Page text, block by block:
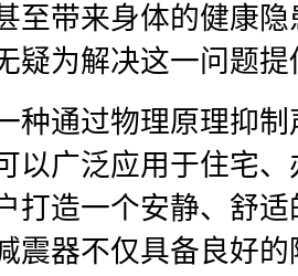
至带来身体的健康
疑为解决这一问题
种通过物理原理抑
以广泛应用于住宅
打造一个安静、舒
震器不仅具备良好